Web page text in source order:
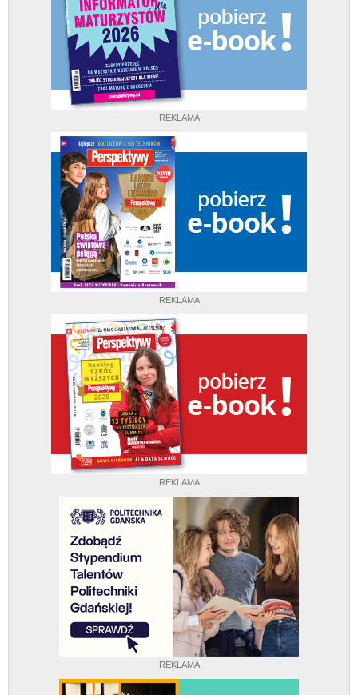
REKLAMA
REKLAMA
REKLAMA
REKLAMA